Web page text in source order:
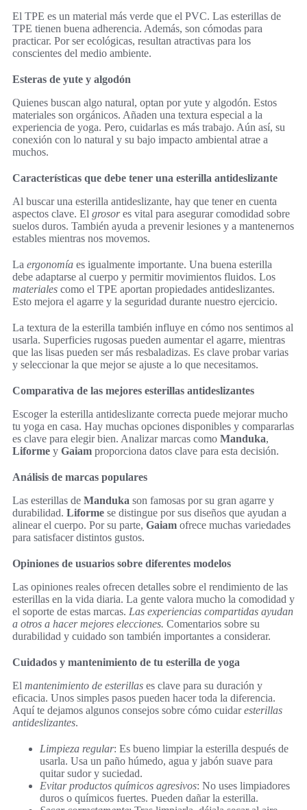
El TPE es un material más verde que el PVC. Las esterillas de
TPE tienen buena adherencia. Además, son cómodas para
practicar. Por ser ecológicas, resultan atractivas para los
conscientes del medio ambiente.
Esteras de yute y algodón
Quienes buscan algo natural, optan por yute y algodón. Estos
materiales son orgánicos. Añaden una textura especial a la
experiencia de yoga. Pero, cuidarlas es más trabajo. Aún así, su
conexión con lo natural y su bajo impacto ambiental atrae a
muchos.
Características que debe tener una esterilla antideslizante
Al buscar una esterilla antideslizante, hay que tener en cuenta
aspectos clave. El grosores vital para asegurar comodidad sobre
suelos duros. También ayuda a prevenir lesiones y a mantenernos
estables mientras nos movemos.
La ergonomía es igualmente importante. Una buena esterilla
debe adaptarse al cuerpo y permitir movimientos fluidos. Los
materiales como el TPE aportan propiedades antideslizantes.
Esto mejora el agarre y la seguridad durante nuestro ejercicio.
La textura de la esterilla también influye en cómo nos sentimos al
usarla. Superficies rugosas pueden aumentar el agarre, mientras
que las lisas pueden ser más resbaladizas. Es clave probar varias
y seleccionar la que mejor se ajuste a lo que necesitamos.
Comparativa de las mejores esterillas antideslizantes
Escoger la esterilla antideslizante correcta puede mejorar mucho
tu yoga en casa. Hay muchas opciones disponibles y compararlas
es clave para elegir bien. Analizar marcas como Manduka,
Liforme y Gaiam proporciona datos clave para esta decisión.
Análisis de marcas populares
Las esterillas de Manduka son famosas por su gran agarre y
durabilidad. Liforme se distingue por sus diseños que ayudan a
alinear el cuerpo. Por su parte, Gaiam ofrece muchas variedades
para satisfacer distintos gustos.
Opiniones de usuarios sobre diferentes modelos
Las opiniones reales ofrecen detalles sobre el rendimiento de las
esterillas en la vida diaria. La gente valora mucho la comodidad y
el soporte de estas marcas. Las experiencias compartidas ayudan
a otros a hacer mejores elecciones. Comentarios sobre su
durabilidad y cuidado son también importantes a considerar.
Cuidados y mantenimiento de tu esterilla de yoga
El mantenimiento de esterillas es clave para su duración y
eficacia. Unos simples pasos pueden hacer toda la diferencia.
Aquí te dejamos algunos consejos sobre cómo cuidaresterillas
antideslizantes.
Limpieza regular: Es bueno limpiar la esterilla después de
usarla. Usa un paño húmedo, agua y jabón suave para
quitar sudor y suciedad.
Evitar productos químicos agresivos: No uses limpiadores
duros o químicos fuertes. Pueden dañar la esterilla.